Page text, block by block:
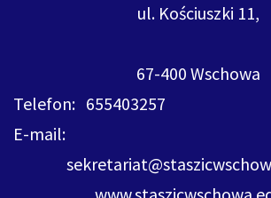
ul. Kościuszki 11,
67-400 Wschowa
Telefon: 655403257
E-mail: